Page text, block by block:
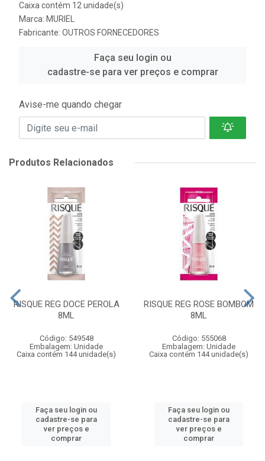
Caixa contém 12 unidade(s)
Marca: MURIEL
Fabricante: OUTROS FORNECEDORES
Faça seu login ou
cadastre-se para ver preços e comprar
Avise-me quando chegar
Produtos Relacionados
RISQUE REG DOCE PEROLA
8ML
Código: 549548
Embalagem: Unidade
Caixa contém 144 unidade(s)
Faça seu login ou
cadastre-se para
ver preços e
comprar
RISQUE REG ROSE BOMBOM
8ML
Código: 555068
Embalagem: Unidade
Caixa contém 144 unidade(s)
Faça seu login ou
cadastre-se para
ver preços e
comprar